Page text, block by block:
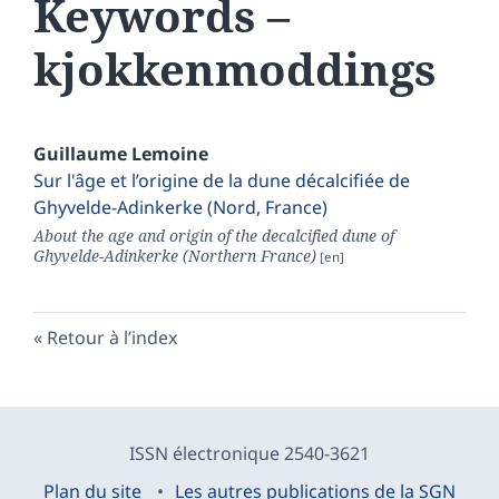
Keywords –
kjokkenmoddings
Guillaume Lemoine
Sur l'âge et l’origine de la dune décalcifiée de
Ghyvelde-Adinkerke (Nord, France)
About the age and origin of the decalcified dune of
Ghyvelde-Adinkerke (Northern France)
Retour à l’index
ISSN électronique 2540-3621
Plan du site
Les autres publications de la SGN